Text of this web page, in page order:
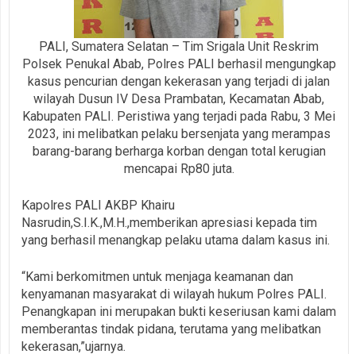
PALI, Sumatera Selatan – Tim Srigala Unit Reskrim
Polsek Penukal Abab, Polres PALI berhasil mengungkap
kasus pencurian dengan kekerasan yang terjadi di jalan
wilayah Dusun IV Desa Prambatan, Kecamatan Abab,
Kabupaten PALI. Peristiwa yang terjadi pada Rabu, 3 Mei
2023, ini melibatkan pelaku bersenjata yang merampas
barang-barang berharga korban dengan total kerugian
mencapai Rp80 juta.
Kapolres PALI AKBP Khairu
Nasrudin,S.I.K.,M.H.,memberikan apresiasi kepada tim
yang berhasil menangkap pelaku utama dalam kasus ini.
“Kami berkomitmen untuk menjaga keamanan dan
kenyamanan masyarakat di wilayah hukum Polres PALI.
Penangkapan ini merupakan bukti keseriusan kami dalam
memberantas tindak pidana, terutama yang melibatkan
kekerasan,”ujarnya.